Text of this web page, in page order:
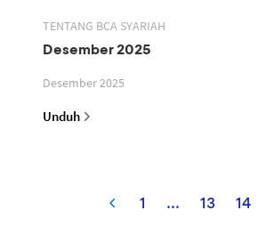
TENTANG BCA SYARIAH
Desember 2025
Desember 2025
Unduh
1 ... 13 14